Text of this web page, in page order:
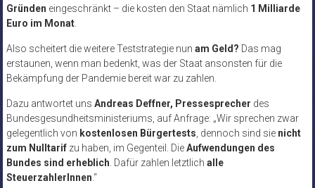
Gründen eingeschränkt – die kosten den Staat nämlich 1 Milliarde
Euro im Monat.
Also scheitert die weitere Teststrategie nun am Geld? Das mag
erstaunen, wenn man bedenkt, was der Staat ansonsten für die
Bekämpfung der Pandemie bereit war zu zahlen.
Dazu antwortet uns Andreas Deffner, Pressesprecher des
Bundesgesundheitsministeriums, auf Anfrage: „Wir sprechen zwar
gelegentlich von kostenlosen Bürgertests , dennoch sind sie nicht
zum Nulltarifzu haben, im Gegenteil. DieAufwendungen des
Bundes sind erheblich . Dafür zahlen letztlich alle
SteuerzahlerInnen .“